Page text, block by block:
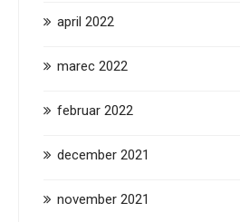
april 2022
marec 2022
februar 2022
december 2021
november 2021